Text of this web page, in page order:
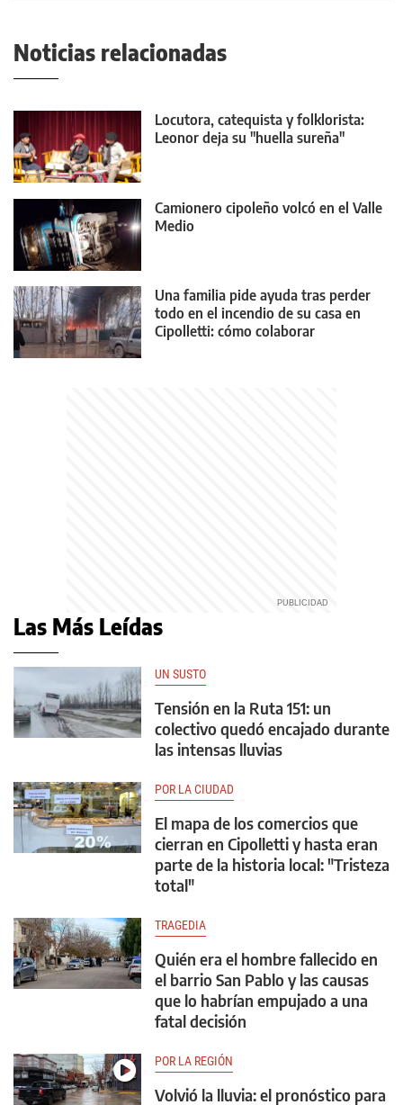
Noticias relacionadas
Locutora, catequista y folklorista:
Leonor deja su "huella sureña"
Camionero cipoleño volcó en el Valle
Medio
Una familia pide ayuda tras perder
todo en el incendio de su casa en
Cipolletti: cómo colaborar
Las Más Leídas
UN SUSTO
Tensión en la Ruta 151: un
colectivo quedó encajado durante
las intensas lluvias
POR LA CIUDAD
El mapa de los comercios que
cierran en Cipolletti y hasta eran
parte de la historia local: "Tristeza
total"
TRAGEDIA
Quién era el hombre fallecido en
el barrio San Pablo y las causas
que lo habrían empujado a una
fatal decisión
POR LA REGIÓN
Volvió la lluvia: el pronóstico para